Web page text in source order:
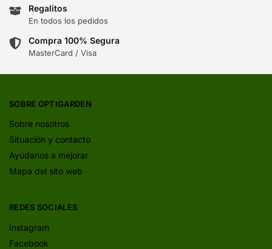
Regalitos
En todos los pedidos
Compra 100% Segura
MasterCard / Visa
SOBRE OPTIGARDEN
Sobre nosotros
Situación y contacto
Ayúdanos a mejorar
Mapa del sito web
REDES SOCIALES
Instagram
Facebook